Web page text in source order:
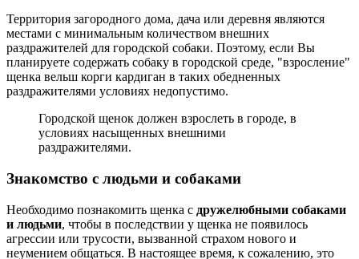
Территория загородного дома, дача или деревня являются
местами с минимальным количеством внешних
раздражителей для городской собаки. Поэтому, если Вы
планируете содержать собаку в городской среде, "взросление"
щенка вельш корги кардиган в таких обедненных
раздражителями условиях недопустимо.
Городской щенок должен взрослеть в городе, в
условиях насыщенных внешними
раздражителями.
Знакомство с людьми и собаками
Необходимо познакомить щенка с дружелюбными собаками
и людьми, чтобы в последствии у щенка не появилось
агрессии или трусости, вызванной страхом нового и
неумением общаться. В настоящее время, к сожалению, это